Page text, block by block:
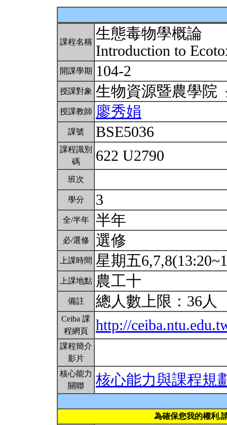
課程名稱 生態毒物學概論
Introduction to
開課學期 104-2
授課對象 生物資源暨農學
授課教師 廖秀娟
課號 BSE5036
課程識別
碼
622 U2790
班次
學分 3
全/半年 半年
必/選修 選修
上課時間 星期五
上課地點 農工十
備註 總人數上限：36人
Ceiba 課
程網頁
http://
課程簡介
影片
核心能力
關聯
核心能力與課程規
為確保您我的權利,